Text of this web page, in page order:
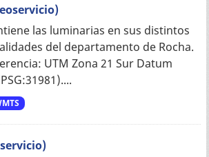
las luminarias en sus distintos
del departamento de Rocha.
UTM Zona 21 Sur Datum